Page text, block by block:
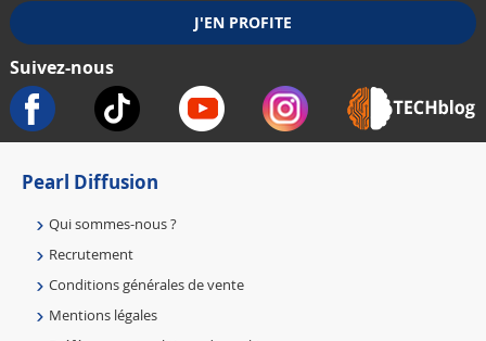
Suivez-nous
Pearl Diffusion
Qui sommes-nous ?
Recrutement
Conditions générales de vente
Mentions légales